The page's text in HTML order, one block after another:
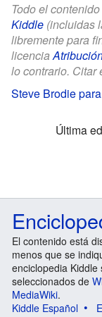
Todo el
Kiddle (incluidas
libremente para
licencia
lo contrario. Citar
Steve Brodie
Última
El contenido está
menos que se
enciclopedia
seleccionados de
MediaWiki.
Kiddle Español